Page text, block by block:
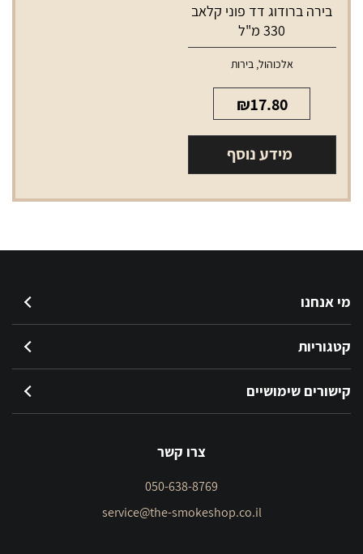
בירה ברודוג דד פוני קלאב
330 מ"ל
אלכוהול,בירות
₪17.80
מידע נוסף
מי אנחנו
קטגוריות
קישורים שימושיים
צרו קשר
050-638-8769
service@the-smokeshop.co.il